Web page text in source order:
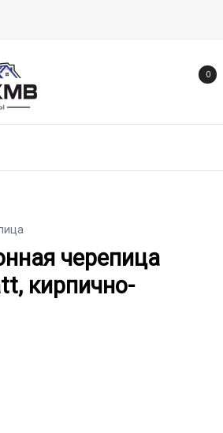
0
черепица
черепица
кирпично-